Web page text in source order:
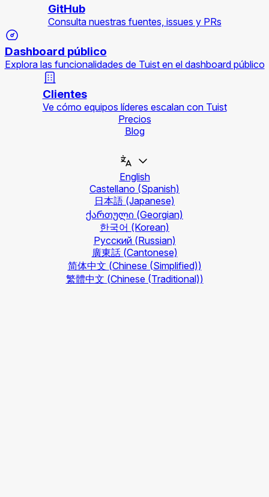
GitHub
Consulta nuestras fuentes, issues y PRs
Dashboard público
Explora las funcionalidades de Tuist en el dashboard público
Clientes
Ve cómo equipos líderes escalan con Tuist
Precios
Blog
English
Castellano (Spanish)
日本語 (Japanese)
ქართული (Georgian)
한국어 (Korean)
Русский (Russian)
廣東話 (Cantonese)
简体中文 (Chinese (Simplified))
繁體中文 (Chinese (Traditional))